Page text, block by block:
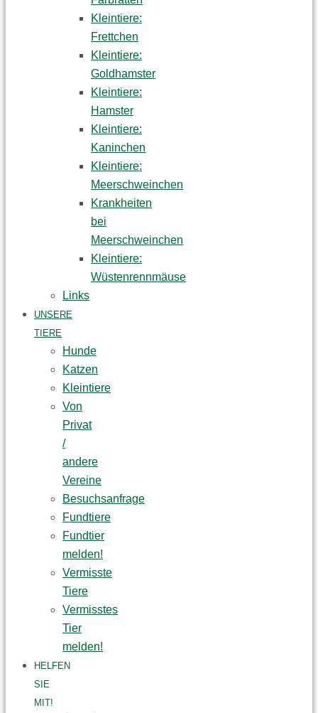
Kleintiere:
Frettchen
Kleintiere:
Goldhamster
Kleintiere:
Hamster
Kleintiere:
Kaninchen
Kleintiere:
Meerschweinchen
Krankheiten
bei
Meerschweinchen
Kleintiere:
Wüstenrennmäuse
Links
UNSERE
TIERE
Hunde
Katzen
Kleintiere
Von
Privat
/
andere
Vereine
Besuchsanfrage
Fundtiere
Fundtier
melden!
Vermisste
Tiere
Vermisstes
Tier
melden!
HELFEN
SIE
MIT!